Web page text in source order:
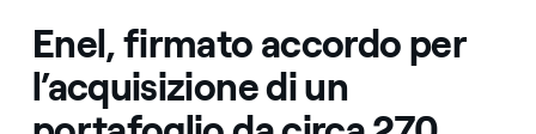
Enel, firmato accordo per
l’acquisizione di un